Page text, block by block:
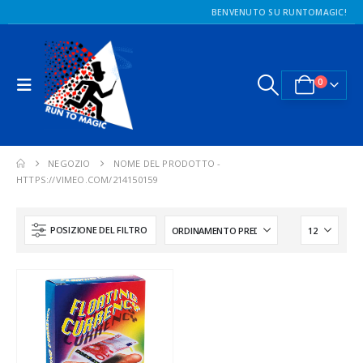
BENVENUTO SU RUNTOMAGIC!
0
NEGOZIO
NOME DEL PRODOTTO -
HTTPS://VIMEO.COM/214150159
POSIZIONE DEL FILTRO